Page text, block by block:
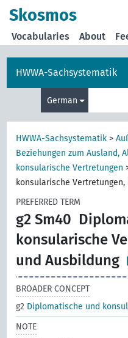
Skosmos
Vocabularies About
HWWA-Sachsystematik
German
HWWA-Sachsystematik >
Beziehungen zum Ausland,
konsularische Vertretungen
konsularische
PREFERRED TERM
g2 Sm40
konsularische
und Ausbildung
BROADER CONCEPT
g2 Diplomatische und
NOTE